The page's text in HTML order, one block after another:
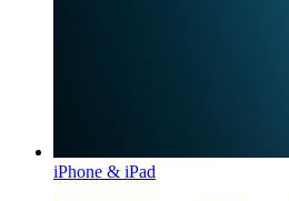
iPhone & iPad